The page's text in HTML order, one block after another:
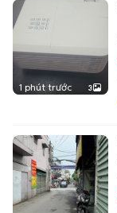
1 phút trước 3